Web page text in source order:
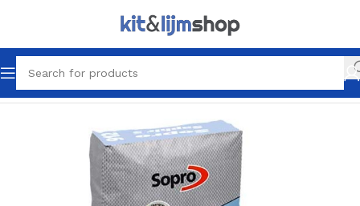
Home Tegel Lijm & Voegen